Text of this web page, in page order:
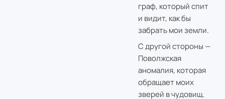
граф, который спит
и видит, как бы
забрать мои земли.
С другой стороны —
Поволжская
аномалия, которая
обращает моих
зверей в чудовищ.